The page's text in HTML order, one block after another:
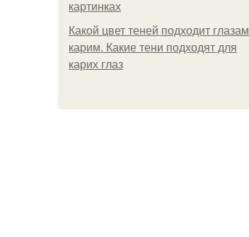
картинках
Какой цвет теней подходит глазам
карим. Какие тени подходят для
карих глаз